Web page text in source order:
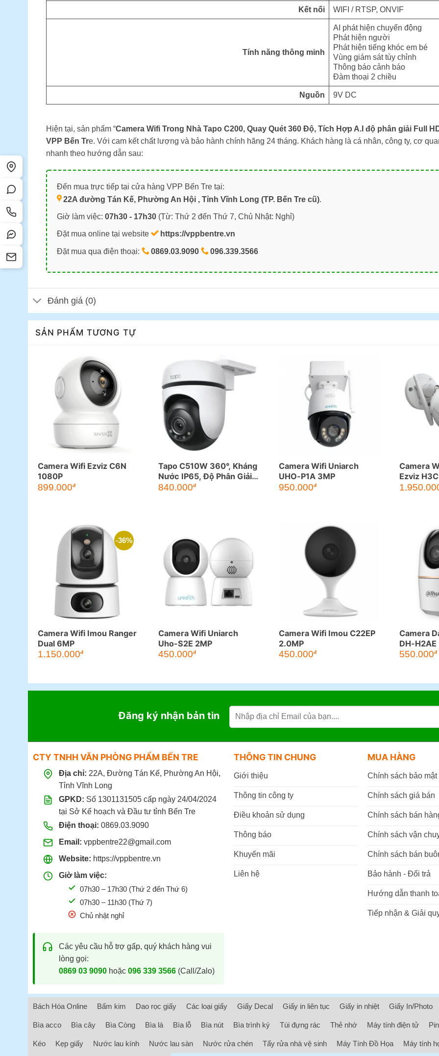
Kết nối WIFI / RTSP, ONVIF
Tính năng thông minh
AI phát hiện chuyển động
Phát hiện người
Phát hiện tiếng khóc em bé
Vùng giám sát tùy chỉnh
Thông báo cảnh báo
Đàm thoại 2 chiều
Nguồn 9V DC
Hiện tại, sản phẩm “Camera Wifi Trong Nhà Tapo C200, Quay Quét 360 Độ, Tích Hợp A.I độ phân giải Full
VPP Bến Tre. Với cam kết chất lượng và bảo hành chính hãng 24 tháng. Khách hàng là cá nhân, công ty, cơ
nhanh theo hướng dẫn sau:
Đến mua trực tiếp tại cửa hàng VPP Bến Tre tại:
22A đường Tán Kế, Phường An Hội , Tỉnh Vĩnh Long (TP. Bến Tre cũ).
Giờ làm việc: 07h30 - 17h30(Từ: Thứ 2 đến Thứ 7, Chủ Nhật: Nghỉ)
Đặt mua online tại website https://vppbentre.vn
Đặt mua qua điện thoại: 0869.03.9090 096.339.3566
Đánh giá (0)
SẢN PHẨM TƯƠNG TỰ
Camera Wifi Ezviz C6N
1080P
899.000đ
Tapo C510W 360°, Kháng
Nước IP65, Độ Phân Giải
2K
840.000đ
Camera Wifi Uniarch
UHO-P1A 3MP
950.000đ
Camera
Ezviz
-36%
Camera Wifi Imou Ranger
Dual 6MP
Giá
gốc
1.150.000đGiá
Camera Wifi Uniarch
Uho-S2E 2MP
450.000đ
Camera Wifi Imou C22EP
2.0MP
450.000đ
Camera
DH-H2AE
Giá
gốc
550.000đ
Đăng ký nhận bản tin
CTY TNHH VĂN PHÒNG PHẨM BẾN TRE
Địa chỉ: 22A, Đường Tán Kế, Phường An Hội,
Tỉnh Vĩnh Long
GPKD: Số 1301131505 cấp ngày 24/04/2024
tại Sở Kế hoạch và Đầu tư tỉnh Bến Tre
Điện thoại: 0869.03.9090
Email: vppbentre22@gmail.com
Website: https://vppbentre.vn
Giờ làm việc:
07h30 – 17h30 (Thứ 2 đến Thứ 6)
07h30 – 11h30 (Thứ 7)
Chủ nhật nghỉ
Các yêu cầu hỗ trợ gấp, quý khách hàng vui
lòng gọi:
0869 03 9090hoặc 096 339 3566(Call/Zalo)
THÔNG TIN CHUNG
Giới thiệu
Thông tin công ty
Điều khoản sử dụng
Thông báo
Khuyến mãi
Liên hệ
MUA HÀNG
Chính sách bảo mật
Chính sách giá bán
Chính sách bán
Chính sách vận
Chính sách bán
Bảo hành - Đổi trả
Hướng dẫn thanh
Tiếp nhận & Giải
Bách Hóa Online Bấm kim Dao rọc giấy Các loại giấy Giấy Decal Giấy in liên tục Giấy in nhiệt Giấy In/Photo
Bìa acco Bìa cây Bìa Còng Bìa lá Bìa lỗ Bìa nút Bìa trình ký Túi đựng rác Thẻ nhớ Máy tính điện tử Pin
Kéo Kẹp giấy Nước lau kính Nước lau sàn Nước rửa chén Tẩy rửa nhà vệ sinh Máy Tính Đồ Họa Máy tính